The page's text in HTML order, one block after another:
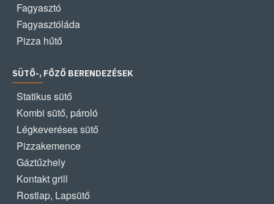
Fagyasztó
Fagyasztóláda
Pizza hűtő
SÜTŐ-, FŐZŐ BERENDEZÉSEK
Statikus sütő
Kombi sütő, pároló
Légkeveréses sütő
Pizzakemence
Gáztűzhely
Kontakt grill
Rostlap, Lapsütő